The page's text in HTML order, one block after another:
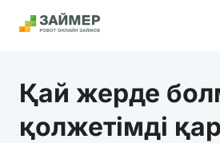
Қай жерде
қолжетімді